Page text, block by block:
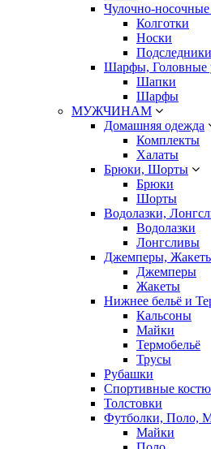
Чулочно-носочные
Колготки
Носки
Подследники
Шарфы, Головные
Шапки
Шарфы
МУЖЧИНАМ
Домашняя одежда
Комплекты
Халаты
Брюки, Шорты
Брюки
Шорты
Водолазки,
Водолазки
Лонгсливы
Джемперы,
Джемперы
Жакеты
Нижнее бельё и
Кальсоны
Майки
Термобельё
Трусы
Рубашки
Спортивные
Толстовки
Футболки, Поло,
Майки